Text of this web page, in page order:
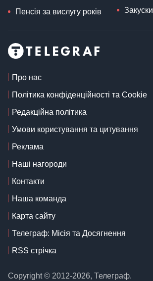
Пенсія за вислугу років Закуски
Про нас
Політика конфіденційності та Cookie
Редакційна політика
Умови користування та цитування
Реклама
Наші нагороди
Контакти
Наша команда
Карта сайту
Телеграф: Місія та Досягнення
RSS стрічка
Copyright © 2012-2026, Телеграф.